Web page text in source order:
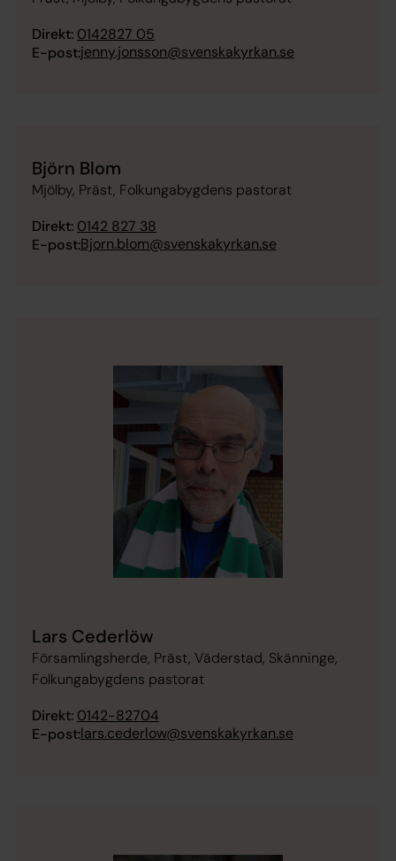
Direkt: 0142827 05
E-post:jenny.jonsson@svenskakyrkan.se
Björn Blom
Mjölby, Präst, Folkungabygdens pastorat
Direkt: 0142 827 38
E-post:Bjorn.blom@svenskakyrkan.se
Lars Cederlöw
Församlingsherde, Präst, Väderstad, Skänninge,
Folkungabygdens pastorat
Direkt: 0142-82704
E-post:lars.cederlow@svenskakyrkan.se